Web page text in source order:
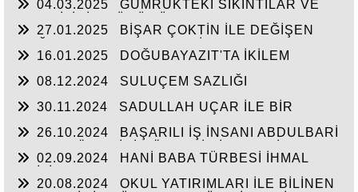
04.03.2025
GÜMRÜKTEKİ SIKINTILAR VE
27.01.2025
BİŞAR ÇOKTİN İLE DEĞİŞEN
16.01.2025
DOĞUBAYAZIT'TA İKİLEM
08.12.2024
SULUÇEM SAZLIĞI
30.11.2024
SADULLAH UÇAR İLE BİR
26.10.2024
BAŞARILI İŞ İNSANI ABDULBARİ
02.09.2024
HANİ BABA TÜRBESİ İHMAL
20.08.2024
OKUL YATIRIMLARI İLE BİLİNEN